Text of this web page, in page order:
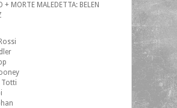
+ MORTE MALEDETTA: BELEN
Totti